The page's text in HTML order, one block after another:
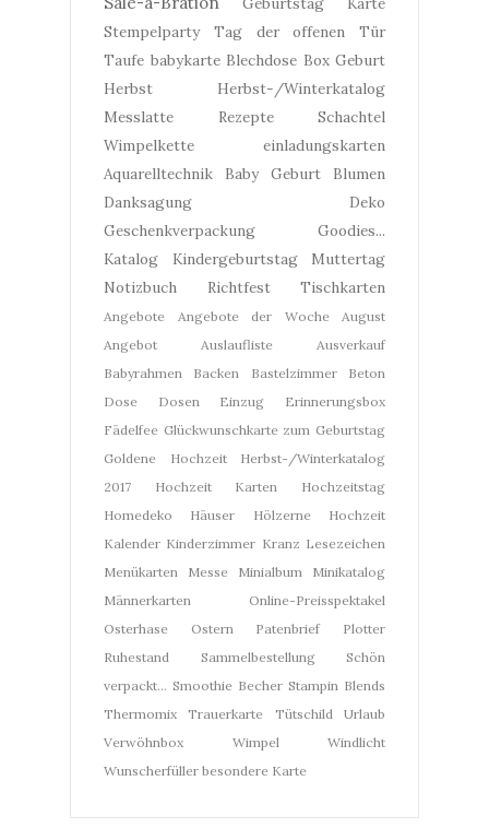
Stempelparty
Tag der offenen Tür
Taufe babykarte Blechdose Box Geburt
Herbst
Herbst-/Winterkatalog
Messlatte
Rezepte
Schachtel
Wimpelkette
einladungskarten
Aquarelltechnik
Baby Geburt
Blumen
Danksagung
Deko
Geschenkverpackung
Goodies...
Katalog
Kindergeburtstag
Muttertag
Notizbuch
Richtfest Tischkarten
Angebote Angebote der Woche
August
Angebot
Auslaufliste
Ausverkauf
Babyrahmen
Backen Bastelzimmer
Beton
Dose
Dosen Einzug
Erinnerungsbox
Fädelfee Glückwunschkarte zum Geburtstag
Goldene Hochzeit
Herbst-/Winterkatalog
2017
Hochzeit Karten
Hochzeitstag
Homedeko
Häuser
Hölzerne Hochzeit
Kalender Kinderzimmer Kranz Lesezeichen
Menükarten
Messe Minialbum
Minikatalog
Männerkarten
Online-Preisspektakel
Osterhase
Ostern Patenbrief
Plotter
Ruhestand
Sammelbestellung
Schön
verpackt... Smoothie Becher Stampin Blends
Thermomix
Trauerkarte Tütschild
Urlaub
Verwöhnbox
Wimpel
Windlicht
Wunscherfüller besondere Karte